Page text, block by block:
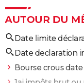
AUTOUR DU
Date limite
Date declaration
Bourse crous